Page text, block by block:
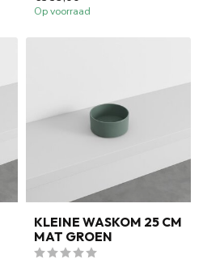
Op voorraad
KLEINE WASKOM 25 CM
MAT GROEN